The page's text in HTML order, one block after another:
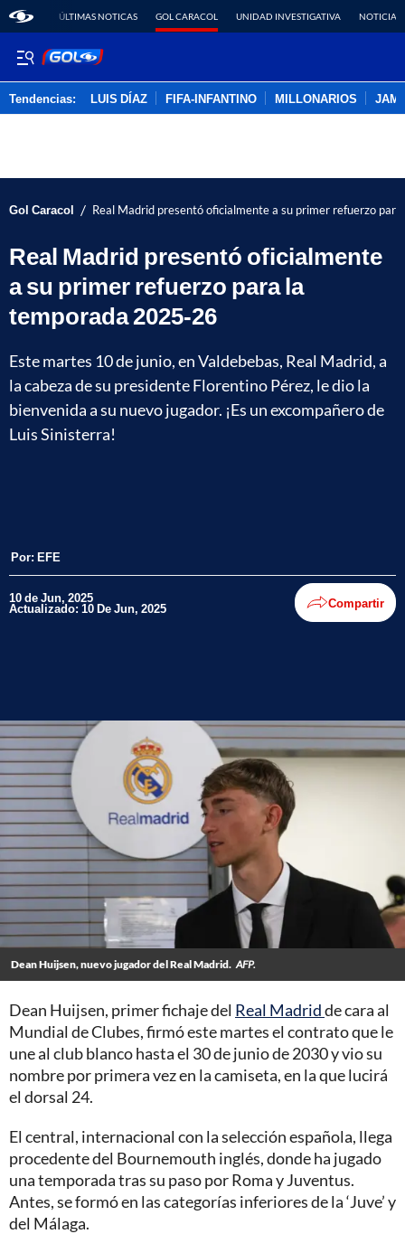
ÚLTIMAS NOTICAS GOL CARACOL UNIDAD INVESTIGATIVA NOTICIAS
Tendencias: LUIS DÍAZ FIFA-INFANTINO MILLONARIOS
Gol Caracol / Real Madrid presentó oficialmente a su primer refuerzo
Real Madrid presentó oficialmente
a su primer refuerzo para la
temporada 2025-26
Este martes 10 de junio, en Valdebebas, Real Madrid, a
la cabeza de su presidente Florentino Pérez, le dio la
bienvenida a su nuevo jugador. ¡Es un excompañero de
Luis Sinisterra!
Por: EFE
10 de Jun, 2025
Actualizado: 10 De Jun, 2025 Compartir
Dean Huijsen, nuevo jugador del Real Madrid. AFP.
Dean Huijsen, primer fichaje del Real Madridde cara al
Mundial de Clubes, firmó este martes el contrato que le
une al club blanco hasta el 30 de junio de 2030 y vio su
nombre por primera vez en la camiseta, en la que lucirá
el dorsal 24.
El central, internacional con la selección española, llega
procedente del Bournemouth inglés, donde ha jugado
una temporada tras su paso por Roma y Juventus.
Antes, se formó en las categorías inferiores de la ‘Juve’ y
del Málaga.